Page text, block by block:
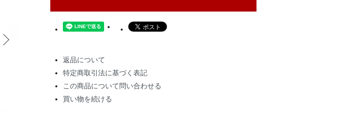
返品について
特定商取引法に基づく表記
この商品について問い合わせる
買い物を続ける